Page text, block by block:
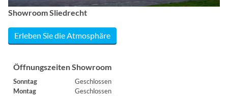
Showroom Sliedrecht
Erleben Sie die Atmosphäre
Öffnungszeiten Showroom
Sonntag
Geschlossen
Montag
Geschlossen